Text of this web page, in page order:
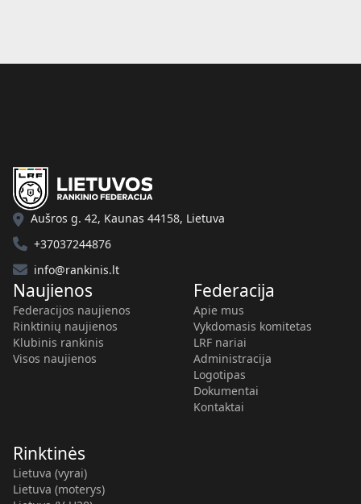
Aušros g. 42, Kaunas 44158, Lietuva
+37037244876
info@rankinis.lt
Naujienos
Federacijos naujienos
Rinktinių naujienos
Klubinis rankinis
Visos naujienos
Federacija
Apie mus
Vykdomasis komitetas
LRF nariai
Administracija
Logotipas
Dokumentai
Kontaktai
Rinktinės
Lietuva (vyrai)
Lietuva (moterys)